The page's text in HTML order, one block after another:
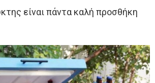
είναι πάντα καλή προσθήκη